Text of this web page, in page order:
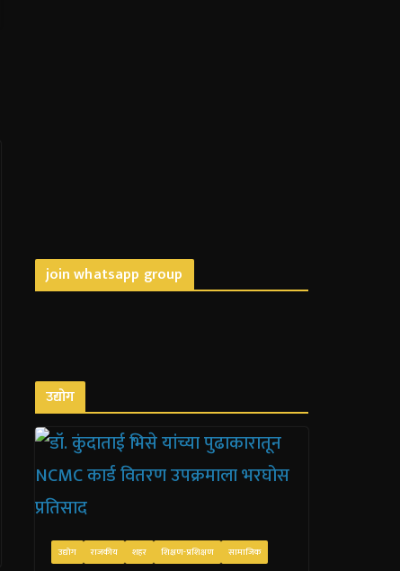
join whatsapp group
उद्योग
उद्योग राजकीय शहर शिक्षण-प्रशिक्षण सामाजिक